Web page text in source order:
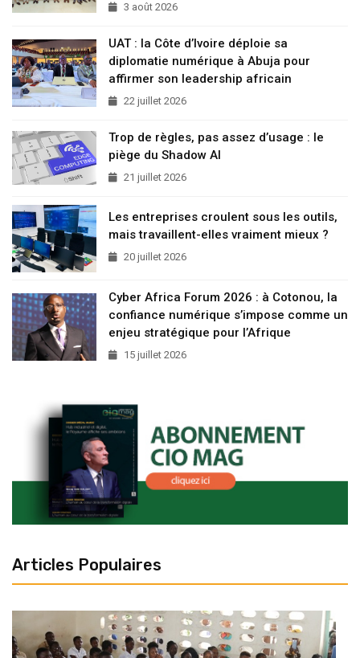
3 août 2026
UAT : la Côte d’Ivoire déploie sa
diplomatie numérique à Abuja pour
affirmer son leadership africain
22 juillet 2026
Trop de règles, pas assez d’usage : le
piège du Shadow AI
21 juillet 2026
Les entreprises croulent sous les outils,
mais travaillent-elles vraiment mieux ?
20 juillet 2026
Cyber Africa Forum 2026 : à Cotonou, la
confiance numérique s’impose comme un
enjeu stratégique pour l’Afrique
15 juillet 2026
Articles Populaires